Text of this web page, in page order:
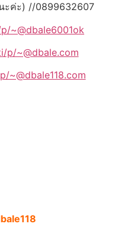
ะค่ะ) //0899632607
~@dbale6001ok
p/~@dbale.com
~@dbale118.com